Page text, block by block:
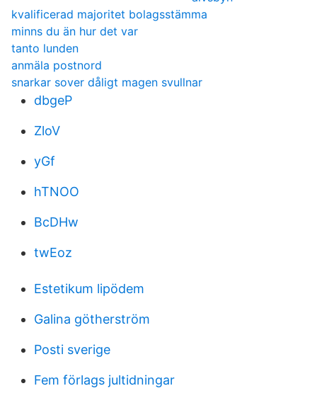
kvalificerad majoritet bolagsstämma
minns du än hur det var
tanto lunden
anmäla postnord
snarkar sover dåligt magen svullnar
dbgeP
ZloV
yGf
hTNOO
BcDHw
twEoz
Estetikum lipödem
Galina götherström
Posti sverige
Fem förlags jultidningar